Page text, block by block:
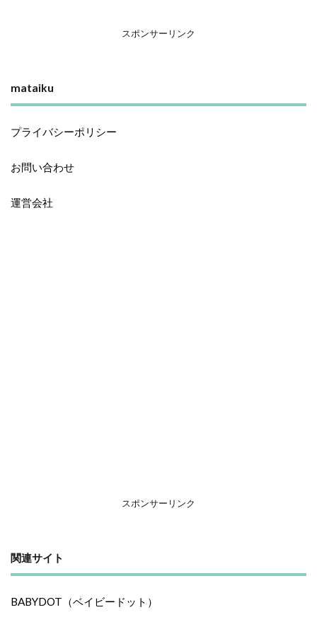
スポンサーリンク
mataiku
プライバシーポリシー
お問い合わせ
運営会社
スポンサーリンク
関連サイト
BABYDOT（ベイビードット）